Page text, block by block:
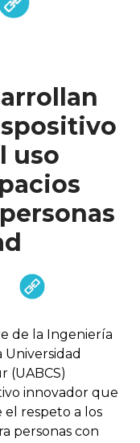
uso
de la Ingeniería
(UABCS)
innovador que
el respeto a los
personas con